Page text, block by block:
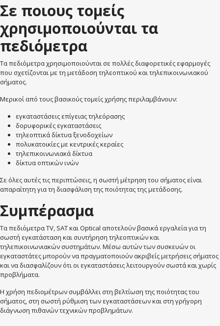
Σε ποιους τομείς
χρησιμοποιούνται τα
πεδιόμετρα
Τα πεδιόμετρα χρησιμοποιούνται σε πολλές διαφορετικές εφαρμογές
που σχετίζονται με τη μετάδοση τηλεοπτικού και τηλεπικοινωνιακού
σήματος.
Μερικοί από τους βασικούς τομείς χρήσης περιλαμβάνουν:
εγκαταστάσεις επίγειας τηλεόρασης
δορυφορικές εγκαταστάσεις
τηλεοπτικά δίκτυα ξενοδοχείων
πολυκατοικίες με κεντρικές κεραίες
τηλεπικοινωνιακά δίκτυα
δίκτυα οπτικών ινών
Σε όλες αυτές τις περιπτώσεις, η σωστή μέτρηση του σήματος είναι
απαραίτητη για τη διασφάλιση της ποιότητας της μετάδοσης.
Συμπέρασμα
Τα πεδιόμετρα TV, SAT και Optical αποτελούν βασικά εργαλεία για τη
σωστή εγκατάσταση και συντήρηση τηλεοπτικών και
τηλεπικοινωνιακών συστημάτων. Μέσω αυτών των συσκευών οι
εγκαταστάτες μπορούν να πραγματοποιούν ακριβείς μετρήσεις σήματος
και να διασφαλίζουν ότι οι εγκαταστάσεις λειτουργούν σωστά και χωρίς
προβλήματα.
Η χρήση πεδιομέτρων συμβάλλει στη βελτίωση της ποιότητας του
σήματος, στη σωστή ρύθμιση των εγκαταστάσεων και στη γρήγορη
διάγνωση πιθανών τεχνικών προβλημάτων.